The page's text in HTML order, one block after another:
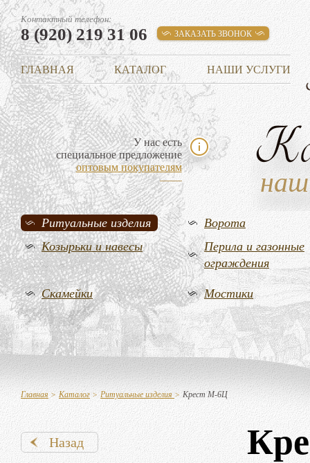
Контактный телефон:
8 (920) 219 31 06 ЗАКАЗАТЬ ЗВОНОК
ГЛАВНАЯ КАТАЛОГ НАШИ УСЛУГИ
У нас есть
специальное предложение
оптовым покупателям
Ритуальные изделия
Ворота
Козырьки и навесы
Перила и газонные
ограждения
Скамейки Мостики
Главная > Каталог> Ритуальные изделия> Крест М-6Ц
Назад